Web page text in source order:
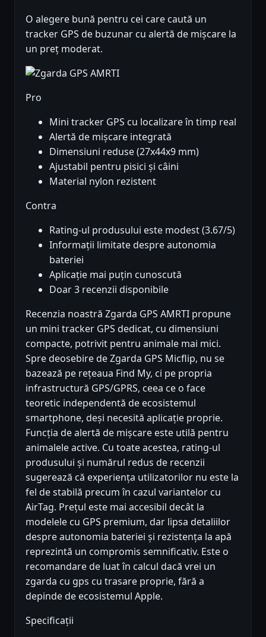
O alegere bună pentru cei care caută un
tracker GPS de buzunar cu alertă de mișcare la
un preț moderat.
Pro
Mini tracker GPS cu localizare în timp real
Alertă de mișcare integrată
Dimensiuni reduse (27x44x9 mm)
Ajustabil pentru pisici și câini
Material nylon rezistent
Contra
Rating-ul produsului este modest (3.67/5)
Informații limitate despre autonomia
bateriei
Aplicație mai puțin cunoscută
Doar 3 recenzii disponibile
Recenzia noastră Zgarda GPS AMRTI propune
un mini tracker GPS dedicat, cu dimensiuni
compacte, potrivit pentru animale mai mici.
Spre deosebire de Zgarda GPS Micflip, nu se
bazează pe rețeaua Find My, ci pe propria
infrastructură GPS/GPRS, ceea ce o face
teoretic independentă de ecosistemul
smartphone, deși necesită aplicație proprie.
Funcția de alertă de mișcare este utilă pentru
animalele active. Cu toate acestea, rating-ul
produsului și numărul redus de recenzii
sugerează că experiența utilizatorilor nu este la
fel de stabilă precum în cazul variantelor cu
AirTag. Prețul este mai accesibil decât la
modelele cu GPS premium, dar lipsa detaliilor
despre autonomia bateriei și rezistența la apă
reprezintă un compromis semnificativ. Este o
recomandare de luat în calcul dacă vrei un
zgarda cu gps cu trasare proprie, fără a
depinde de ecosistemul Apple.
Specificații